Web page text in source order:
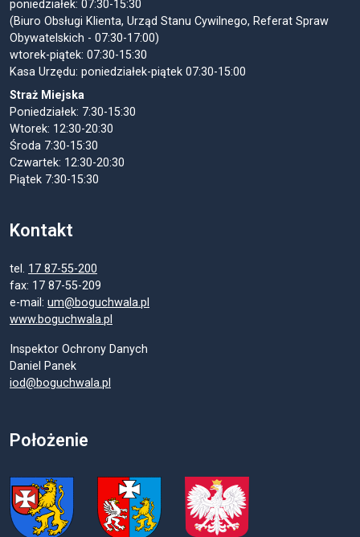
poniedziałek: 07:30-15:30
(Biuro Obsługi Klienta, Urząd Stanu Cywilnego, Referat Spraw
Obywatelskich - 07:30-17:00)
wtorek-piątek: 07:30-15:30
Kasa Urzędu: poniedziałek-piątek 07:30-15:00
Straż Miejska
Poniedziałek: 7:30-15:30
Wtorek: 12:30-20:30
Środa 7:30-15:30
Czwartek: 12:30-20:30
Piątek 7:30-15:30
Kontakt
tel. 17 87-55-200
fax: 17 87-55-209
e-mail: um@boguchwala.pl
www.boguchwala.pl
Inspektor Ochrony Danych
Daniel Panek
iod@boguchwala.pl
Położenie